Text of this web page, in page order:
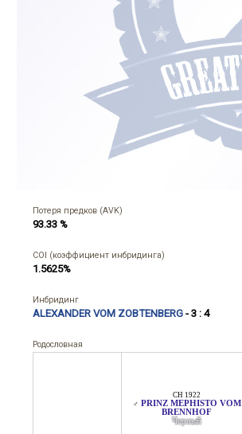
Потеря предков (AVK)
93.33 %
COI (коэффициент инбридинга)
1.5625%
Инбридинг
ALEXANDER VOM ZOBTENBERG - 3 : 4
Родословная
CH 1922
♂ PRINZ MEPHISTO VOM
BRENNHOF
Черный